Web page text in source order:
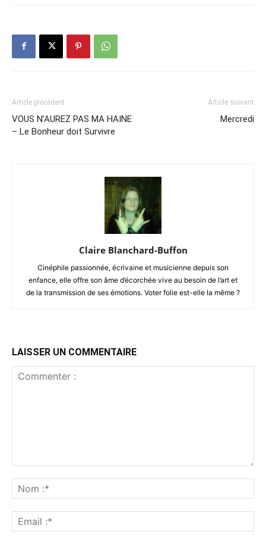
Article précédent
VOUS N’AUREZ PAS MA HAINE
– Le Bonheur doit Survivre
Article suivant
Mercredi
Claire Blanchard-Buffon
Cinéphile passionnée, écrivaine et musicienne depuis son
enfance, elle offre son âme d’écorchée vive au besoin de l’art et
de la transmission de ses émotions. Voter folie est-elle la même ?
LAISSER UN COMMENTAIRE